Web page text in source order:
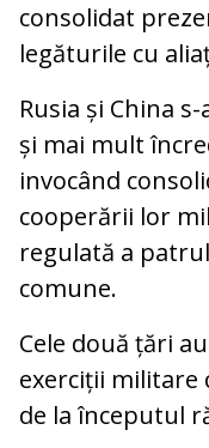
consolidat
legăturile cu
Rusia și China
și mai mult
invocând
cooperării lor
regulată a
comune.
Cele două țări
exerciții militare
de la începutul